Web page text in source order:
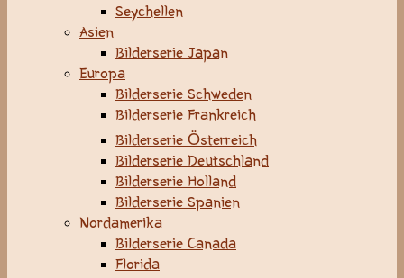
Seychellen
Asien
Bilderserie Japan
Europa
Bilderserie Schweden
Bilderserie Frankreich
Bilderserie Österreich
Bilderserie Deutschland
Bilderserie Holland
Bilderserie Spanien
Nordamerika
Bilderserie Canada
Florida